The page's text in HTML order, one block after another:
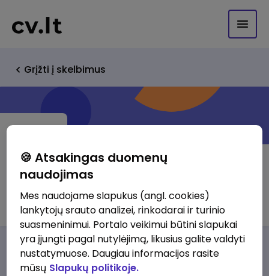
Grįžti į skelbimus
ERA service, UAB
Darbo pasiūlymaiApie musPrivalumai
🍪 Atsakingas duomenų
naudojimas
Mes naudojame slapukus (angl. cookies)
lankytojų srauto analizei, rinkodarai ir turinio
suasmeninimui. Portalo veikimui būtini slapukai
yra įjungti pagal nutylėjimą, likusius galite valdyti
nustatymuose. Daugiau informacijos rasite
mūsų Slapukų politikoje.